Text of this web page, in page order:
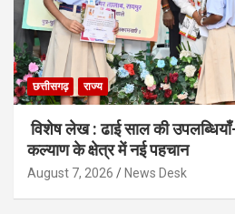
छत्तीसगढ़ राज्य
विशेष लेख : ढाई साल की
कल्याण के क्षेत्र में नई पहचान
August 7, 2026 News Desk